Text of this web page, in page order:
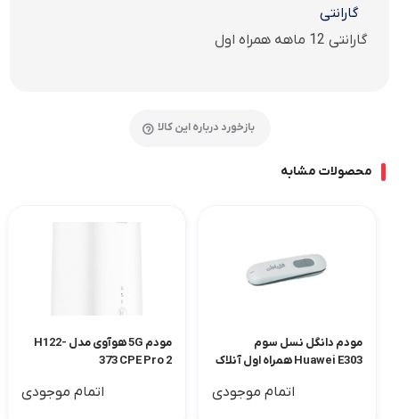
گارانتی
گارانتی 12 ماهه همراه اول
بازخورد درباره این کالا
محصولات مشابه
مودم دانگل نسل سوم
Huawei E303 همراه اول آنلاک
اتمام موجودی
مودم 5G هوآوی مدل H122-
373 CPE Pro 2
اتمام موجودی